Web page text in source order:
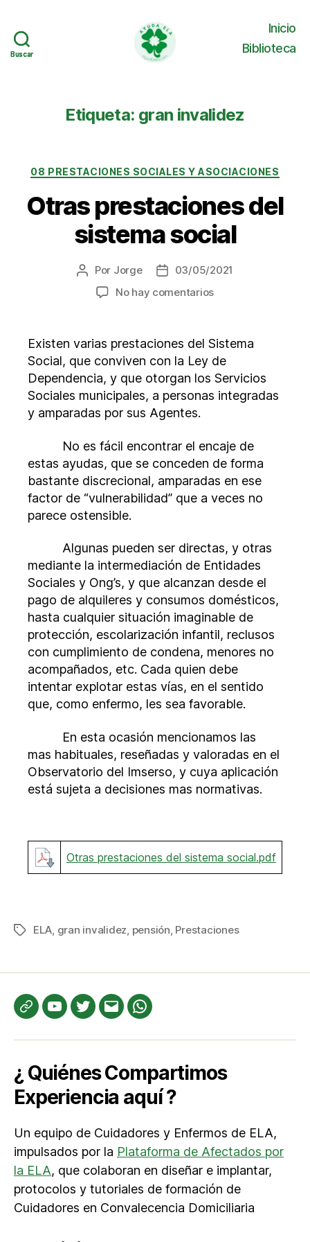
Buscar
Inicio
Biblioteca
Buscar
Etiqueta: gran invalidez
Categorías
08 PRESTACIONES SOCIALES Y ASOCIACIONES
Otras prestaciones del
sistema social
Autor
Por Jorge
Fecha03/05/2021
No hay comentariosen
del
sistema
social
Existen varias prestaciones del Sistema
Social, que conviven con la Ley de
Dependencia, y que otorgan los Servicios
Sociales municipales, a personas integradas
y amparadas por sus Agentes.
No es fácil encontrar el encaje de
estas ayudas, que se conceden de forma
bastante discrecional, amparadas en ese
factor de “vulnerabilidad” que a veces no
parece ostensible.
Algunas pueden ser directas, y otras
mediante la intermediación de Entidades
Sociales y Ong’s, y que alcanzan desde el
pago de alquileres y consumos domésticos,
hasta cualquier situación imaginable de
protección, escolarización infantil, reclusos
con cumplimiento de condena, menores no
acompañados, etc. Cada quien debe
intentar explotar estas vías, en el sentido
que, como enfermo, les sea favorable.
En esta ocasión mencionamos las
mas habituales, reseñadas y valoradas en el
Observatorio del Imserso, y cuya aplicación
está sujeta a decisiones mas normativas.
Otras prestaciones del sistema social.pdf
Etiquetas
ELA, gran invalidez, pensión, Prestaciones
Te
YouTubeTwitterCorreoWhatsApp
¿ Quiénes Compartimos
Experiencia aquí ?
Un equipo de Cuidadores y Enfermos de ELA,
impulsados por la Plataforma de Afectados por
la ELA, que colaboran en diseñar e implantar,
protocolos y tutoriales de formación de
Cuidadores en Convalecencia Domiciliaria